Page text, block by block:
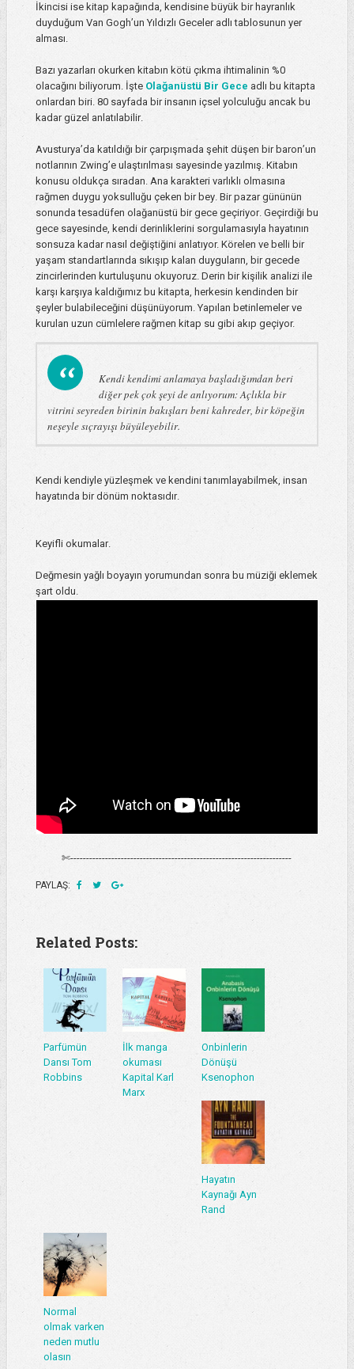
İkincisi ise kitap kapağında, kendisine büyük bir hayranlık
duyduğum Van Gogh’un Yıldızlı Geceler adlı tablosunun yer
alması.
Bazı yazarları okurken kitabın kötü çıkma ihtimalinin %0
olacağını biliyorum. İşte Olağanüstü Bir Gece adlı bu kitapta
onlardan biri. 80 sayfada bir insanın içsel yolculuğu ancak bu
kadar güzel anlatılabilir.
Avusturya’da katıldığı bir çarpışmada şehit düşen bir baron’un
notlarının Zwing’e ulaştırılması sayesinde yazılmış. Kitabın
konusu oldukça sıradan. Ana karakteri varlıklı olmasına
rağmen duygu yoksulluğu çeken bir bey. Bir pazar gününün
sonunda tesadüfen olağanüstü bir gece geçiriyor. Geçirdiği bu
gece sayesinde, kendi derinliklerini sorgulamasıyla hayatının
sonsuza kadar nasıl değiştiğini anlatıyor. Körelen ve belli bir
yaşam standartlarında sıkışıp kalan duyguların, bir gecede
zincirlerinden kurtuluşunu okuyoruz. Derin bir kişilik analizi ile
karşı karşıya kaldığımız bu kitapta, herkesin kendinden bir
şeyler bulabileceğini düşünüyorum. Yapılan betinlemeler ve
kurulan uzun cümlelere rağmen kitap su gibi akıp geçiyor.
Kendi kendimi anlamaya başladığımdan beri
diğer pek çok şeyi de anlıyorum: Açlıkla bir
vitrini seyreden birinin bakışları beni kahreder, bir köpeğin
neşeyle sıçrayışı büyüleyebilir.
Kendi kendiyle yüzleşmek ve kendini tanımlayabilmek, insan
hayatında bir dönüm noktasıdır.
Keyifli okumalar.
Değmesin yağlı boyayın yorumundan sonra bu müziği eklemek
şart oldu.
✄----------------------------------------------------------------------
PAYLAŞ:
Related Posts:
Parfümün
Dansı Tom
Robbins
İlk manga
okuması
Kapital Karl
Marx
Onbinlerin
Dönüşü
Ksenophon
Hayatın
Kaynağı Ayn
Rand
Normal
olmak varken
neden mutlu
olasın